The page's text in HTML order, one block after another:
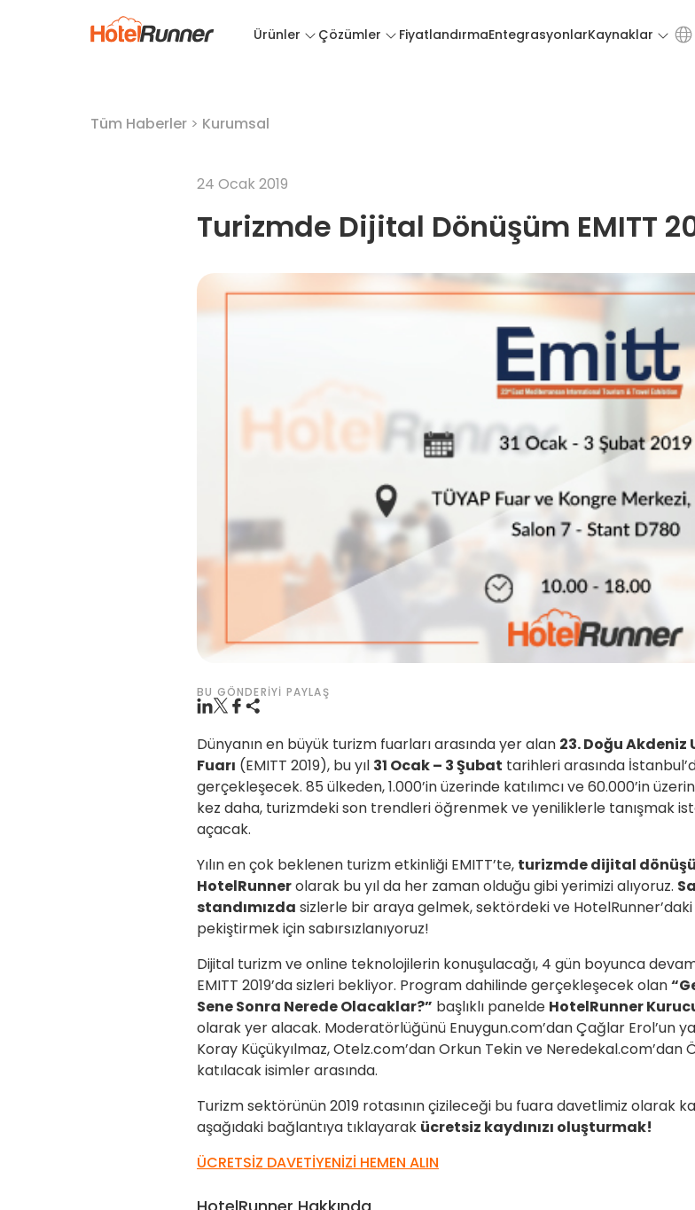
Ürünler Çözümler FiyatlandırmaEntegrasyonlarKaynaklar
Tüm Haberler > Kurumsal
24 Ocak 2019
Turizmde Dijital Dönüşüm EMITT
BU GÖNDERIYI PAYLAŞ
Dünyanın en büyük turizm fuarları arasında yer alan 23. Doğu
Fuarı (EMITT 2019), bu yıl 31 Ocak – 3 Şubat tarihleri arasında
gerçekleşecek. 85 ülkeden, 1.000’in üzerinde katılımcı ve 60.000’in
kez daha, turizmdeki son trendleri öğrenmek ve yeniliklerle tanışmak
açacak.
Yılın en çok beklenen turizm etkinliği EMITT’te, turizmde dijital
HotelRunnerolarak bu yıl da her zaman olduğu gibi yerimizi alıyoruz.
standımızda sizlerle bir araya gelmek, sektördeki ve HotelRunner’daki
pekiştirmek için sabırsızlanıyoruz!
Dijital turizm ve online teknolojilerin konuşulacağı, 4 gün boyunca
EMITT 2019’da sizleri bekliyor. Program dahilinde gerçekleşecek olan
Sene Sonra Nerede Olacaklar?” başlıklı panelde HotelRunner
olarak yer alacak. Moderatörlüğünü Enuygun.com’dan Çağlar Erol’un
Koray Küçükyılmaz, Otelz.com’dan Orkun Tekin ve Neredekal.com’dan
katılacak isimler arasında.
Turizm sektörünün 2019 rotasının çizileceği bu fuara davetlimiz olarak
aşağıdaki bağlantıya tıklayarak ücretsiz kaydınızı oluşturmak!
ÜCRETSİZ DAVETİYENİZİ HEMEN ALIN